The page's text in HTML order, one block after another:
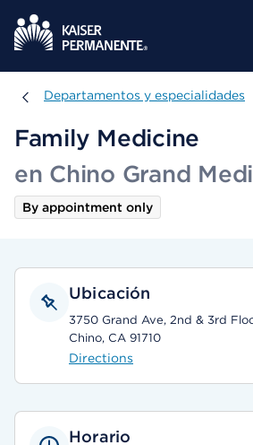
Departamentos y especialidades
Departamentos y especialidades
Family Medicine
en Chino Grand
By appointment only
Ubicación
3750 Grand Ave, 2nd & 3rd
Chino, CA 91710
Directions
Horario